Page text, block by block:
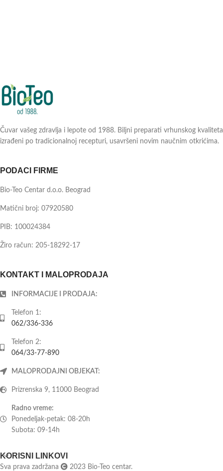
Čuvar vašeg zdravlja i lepote od 1988. Biljni preparati vrhunskog kvaliteta
izrađeni po tradicionalnoj recepturi, usavršeni novim naučnim otkrićima.
PODACI FIRME
Bio-Teo Centar d.o.o. Beograd
Matični broj: 07920580
PIB: 100024384
Žiro račun: 205-18292-17
KONTAKT I MALOPRODAJA
INFORMACIJE I PRODAJA:
Telefon 1:
062/336-336
Telefon 2:
064/33-77-890
MALOPRODAJNI OBJEKAT:
Prizrenska 9, 11000 Beograd
Radno vreme:
Ponedeljak-petak: 08-20h
Subota: 09-14h
KORISNI LINKOVI
Sva prava zadržana 2023 Bio-Teo centar.